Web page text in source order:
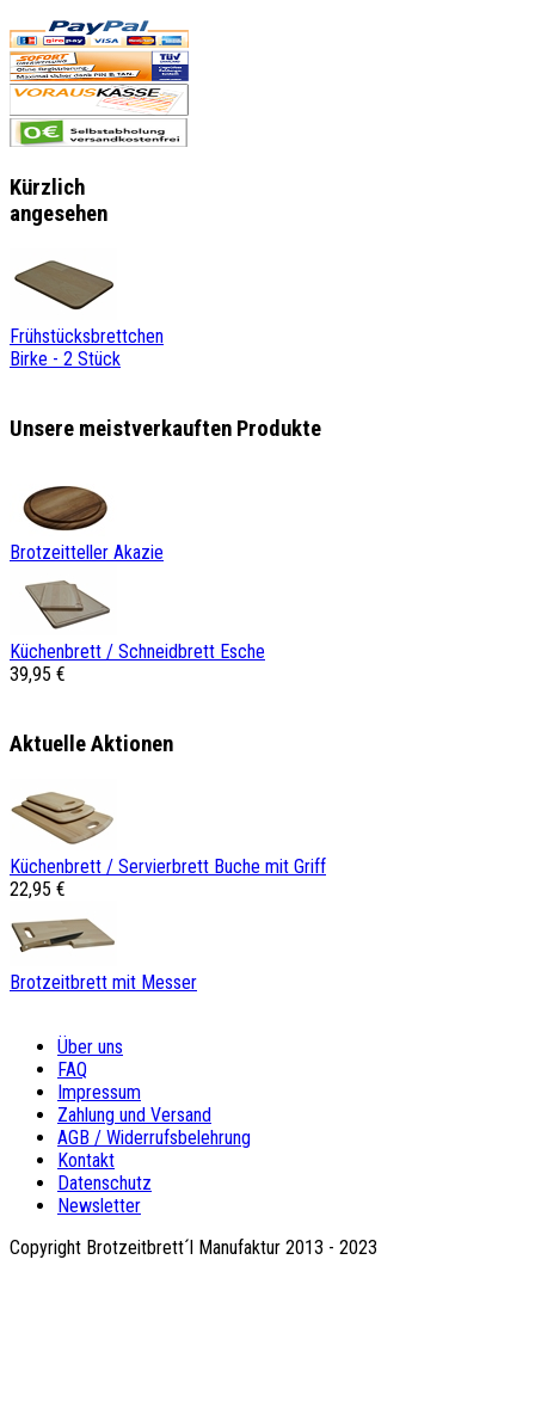
Kürzlich
angesehen
Frühstücksbrettchen
Birke - 2 Stück
Unsere meistverkauften Produkte
Brotzeitteller Akazie
Küchenbrett / Schneidbrett Esche
39,95 €
Aktuelle Aktionen
Küchenbrett / Servierbrett Buche mit Griff
22,95 €
Brotzeitbrett mit Messer
Über uns
FAQ
Impressum
Zahlung und Versand
AGB / Widerrufsbelehrung
Kontakt
Datenschutz
Newsletter
Copyright Brotzeitbrett´l Manufaktur 2013 - 2023